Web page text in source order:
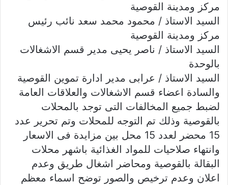
مركز ومدينة القوصية
السيد الاستاذ / محمود محمد سعد نائب رئيس
مركز ومدينة القوصية
السيد الاستاذ / ناصر يحيى مدير قسم الاشغالات
بالوحدة
السيد الاستاذ / عرابى مدير ادارة تموين القوصية
والسادة اعضاء قسم الاشغالات والعلاقات العامة
لضبط جميع المخالفات التى توجد بالمحلات
بالقوصية وذلك تم التوجه للمحلات وتم تحرير عدد
15 محضر لعدد 15 محل بين مزايدة فى الاسعار
وانتهاء صلاحيات للمواد الغذائية باشهر محلات
البقالة بالقوصية ومحاضر اشغال طريق وعدم
اعلان وعدم ترخيص والصور توضح اسماء معظم